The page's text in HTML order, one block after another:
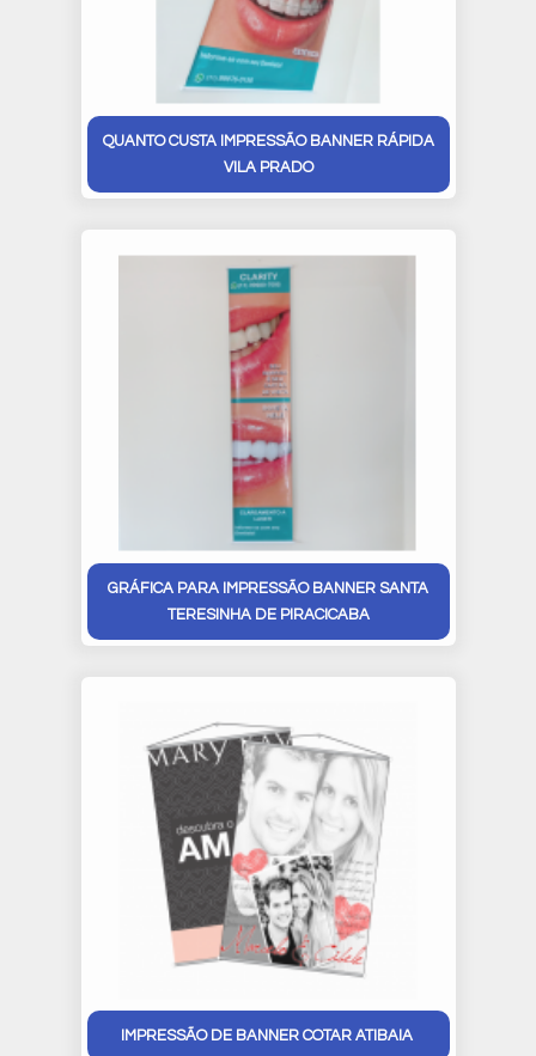
QUANTO CUSTA IMPRESSÃO BANNER RÁPIDA
VILA PRADO
GRÁFICA PARA IMPRESSÃO BANNER SANTA
TERESINHA DE PIRACICABA
IMPRESSÃO DE BANNER COTAR ATIBAIA